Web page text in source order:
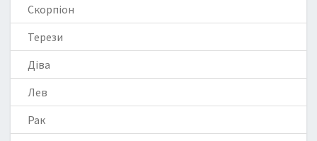
Скорпіон
Терези
Діва
Лев
Рак